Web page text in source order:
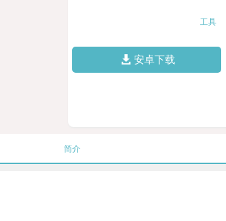
工具
安卓下载
简介